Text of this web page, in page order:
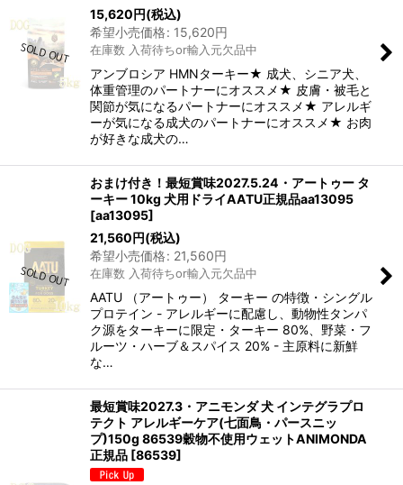
15,620円(税込)
希望小売価格: 15,620円
在庫数 入荷待ちor輸入元欠品中
アンブロシア HMNターキー★ 成犬、シニア犬、
体重管理のパートナーにオススメ★ 皮膚・被毛と
関節が気になるパートナーにオススメ★ アレルギ
ーが気になる成犬のパートナーにオススメ★ お肉
が好きな成犬の…
おまけ付き！最短賞味2027.5.24・アートゥー タ
ーキー 10kg 犬用ドライAATU正規品aa13095
[aa13095]
21,560円(税込)
希望小売価格: 21,560円
在庫数 入荷待ちor輸入元欠品中
AATU （アートゥー） ターキー の特徴・シングル
プロテイン - アレルギーに配慮し、動物性タンパ
ク源をターキーに限定・ターキー 80%、野菜・フ
ルーツ・ハーブ＆スパイス 20% - 主原料に新鮮
な…
最短賞味2027.3・アニモンダ 犬 インテグラプロ
テクト アレルギーケア(七面鳥・パースニッ
プ)150g 86539穀物不使用ウェットANIMONDA
正規品 [86539]